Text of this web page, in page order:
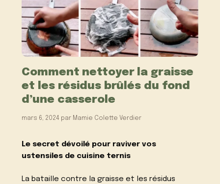
Comment nettoyer la graisse
et les résidus brûlés du fond
d’une casserole
mars 6, 2024 par Mamie Colette Verdier
Le secret dévoilé pour raviver vos
ustensiles de cuisine ternis
La bataille contre la graisse et les résidus